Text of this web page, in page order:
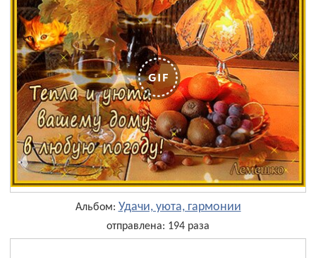
Альбом: Удачи, уюта, гармонии
отправлена: 194 раза